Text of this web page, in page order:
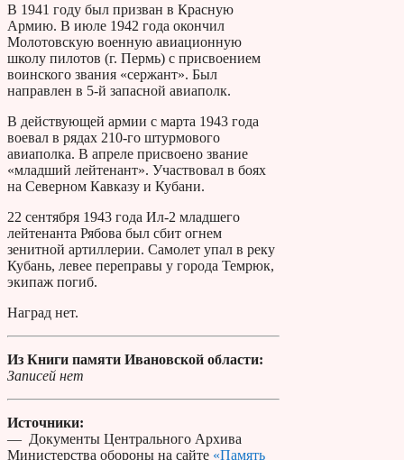
В 1941 году был призван в Красную
Армию. В июле 1942 года окончил
Молотовскую военную авиационную
школу пилотов (г. Пермь) с присвоением
воинского звания «сержант». Был
направлен в 5-й запасной авиаполк.
В действующей армии с марта 1943 года
воевал в рядах 210-го штурмового
авиаполка. В апреле присвоено звание
«младший лейтенант». Участвовал в боях
на Северном Кавказу и Кубани.
22 сентября 1943 года Ил-2 младшего
лейтенанта Рябова был сбит огнем
зенитной артиллерии. Самолет упал в реку
Кубань, левее переправы у города Темрюк,
экипаж погиб.
Наград нет.
Из Книги памяти Ивановской области:
Записей нет
Источники:
— Документы Центрального Архива
Министерства обороны на сайте «Память